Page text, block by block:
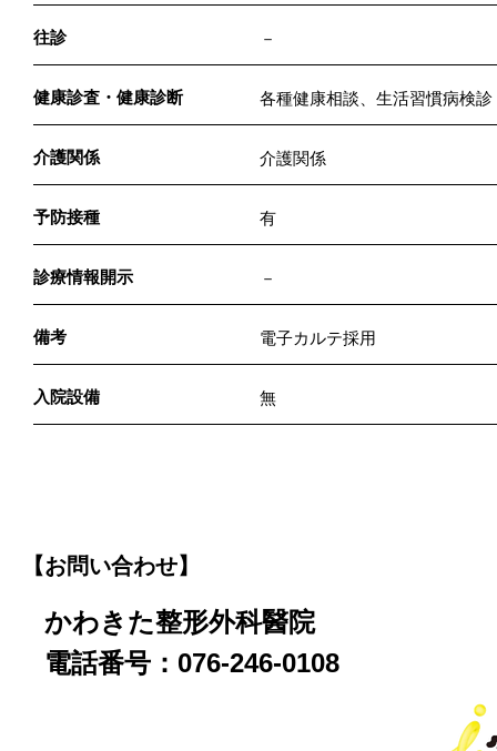
往診 －
健康診査・健康診断 各種健康相談、生活習慣病検診
介護関係 介護関係
予防接種 有
診療情報開示 －
備考 電子カルテ採用
入院設備 無
【お問い合わせ】
かわきた整形外科醫院
電話番号：076-246-0108